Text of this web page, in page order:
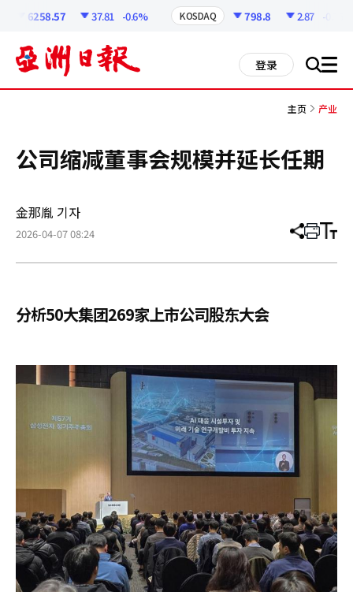
6258.57 37.81 -0.6% KOSDAQ 798.8 2.87 -0.36%
登录 搜 all
主页 产业
公司缩减董事会规模并延长任期
金那胤 기자
2026-04-07 08:24 分
章
打 调
小
分析50大集团269家上市公司股东大会